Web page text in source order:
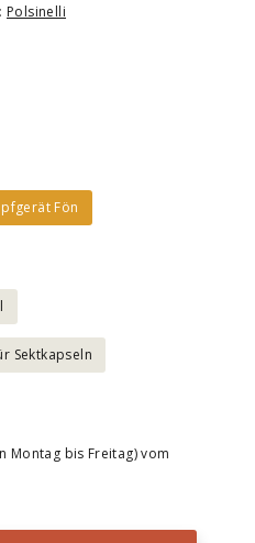
Polsinelli
Fön
Sektkapseln
Montag bis Freitag) vom